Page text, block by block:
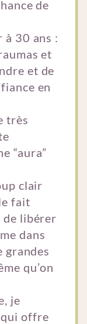
de
à 30 ans :
et
et de
en
très
“aura”
clair
fait
de libérer
dans
grandes
qu’on
je
qui offre